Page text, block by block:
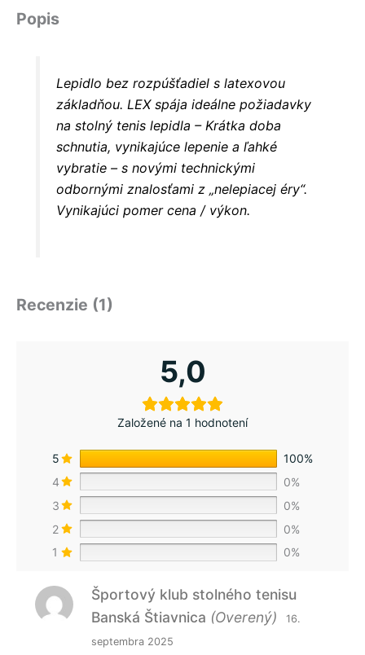
Popis
Lepidlo bez rozpúšťadiel s latexovou
základňou. LEX spája ideálne požiadavky
na stolný tenis lepidla – Krátka doba
schnutia, vynikajúce lepenie a ľahké
vybratie – s novými technickými
odbornými znalosťami z „nelepiacej éry“.
Vynikajúci pomer cena / výkon.
Recenzie (1)
5,0
Založené na 1 hodnotení
5
100%
4
0%
3
0%
2
0%
1
0%
Športový klub stolného tenisu
Banská Štiavnica (Overený)
16.
septembra 2025